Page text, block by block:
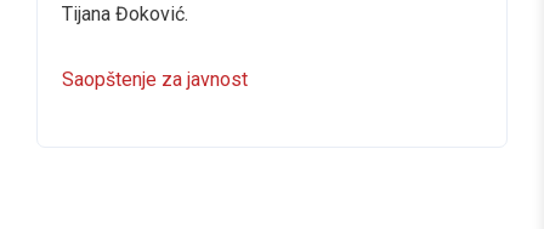
Tijana Đoković.
Saopštenje za javnost